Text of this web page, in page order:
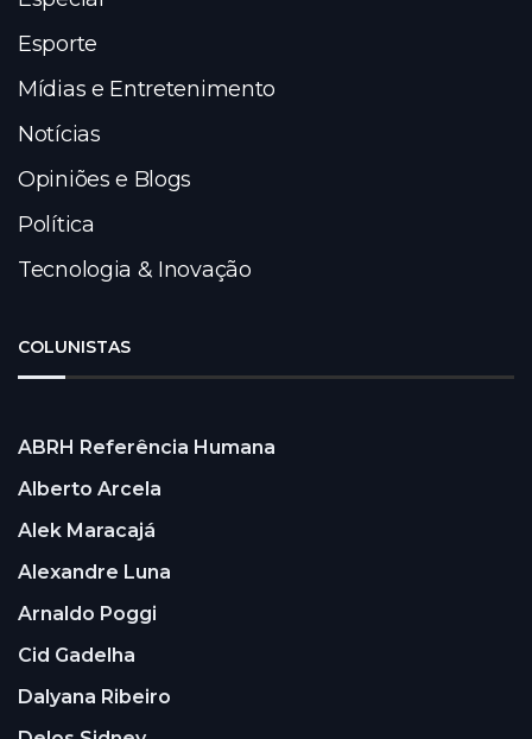
Esporte
Mídias e Entretenimento
Notícias
Opiniões e Blogs
Política
Tecnologia & Inovação
COLUNISTAS
ABRH Referência Humana
Alberto Arcela
Alek Maracajá
Alexandre Luna
Arnaldo Poggi
Cid Gadelha
Dalyana Ribeiro